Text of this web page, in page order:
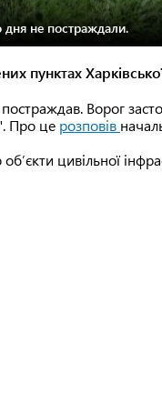
дня не постраждали.
пунктах
постраждав. Ворог
Про це розповів
цивільної